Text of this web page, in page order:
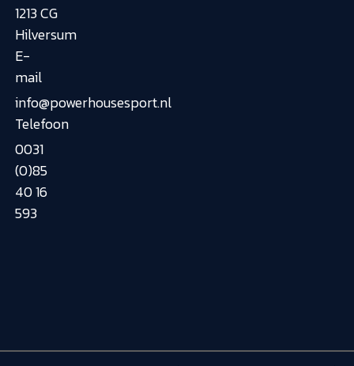
1213 CG
Hilversum
E-
mail
info@powerhousesport.nl
Telefoon
0031
(0)85
40 16
593